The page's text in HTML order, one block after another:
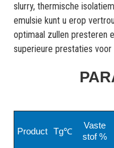
slurry, thermische
emulsie kunt u erop
optimaal zullen presteren
superieure prestaties
Product Tg℃
Vaste
stof %